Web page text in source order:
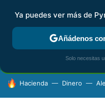
FISCALIDAD Y
HOY SE HABLA DE
Hacienda Dinero
Ya puedes ver más de
Añádenos
Solo necesitas